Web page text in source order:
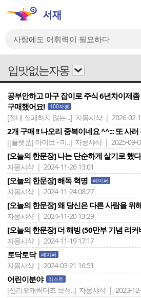
입맛없는자몽
공부안하고 마구 잡이로 주식 6년차이제
구매했어요!
100자평
[절대 실패하지 않는 ..] 자몽샤샥 | 2026-02-
2개 구매 !! 나오리 중복이네요 ^^::: 또 사러
[[플랫폼] 아이브 - 미..] 자몽샤샥 | 2025-09-
[오늘의 한문장] 나는 단순하게 살기로 했
자몽샤샥 | 2024-11-26 13:01
[오늘의 한문장] 해독 혁명 페이퍼
자몽샤샥 | 2024-11-24 08:27
[오늘의 한문장] 왜 당신은 다른 사람을 위
자몽샤샥 | 2024-11-20 13:29
[오늘의 한문장] 더 해빙 (50만부 기념 리
자몽샤샥 | 2024-11-19 17:17
토닥토닥 페이퍼
자몽샤샥 | 2024-03-21 16:51
어린이분야 리스트
[산리오캐릭터즈 보석..] 자몽샤샥 | 2023-